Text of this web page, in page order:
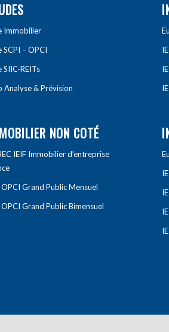
Immobilier
SCPI – OPCI
SIIC-REITs
Analyse & Prévision
NON COTÉ
IEIF Immobilier d’entreprise
OPCI Grand Public Mensuel
OPCI Grand Public Bimensuel